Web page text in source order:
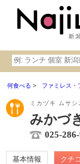
何食べる ファミレス・
ミカヅキ ムサシ
みかづ
025-
基本情報 クチ